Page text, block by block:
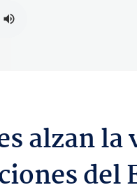
alzan la
del